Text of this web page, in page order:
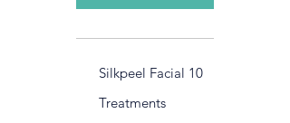
Silkpeel Facial 10
Treatments